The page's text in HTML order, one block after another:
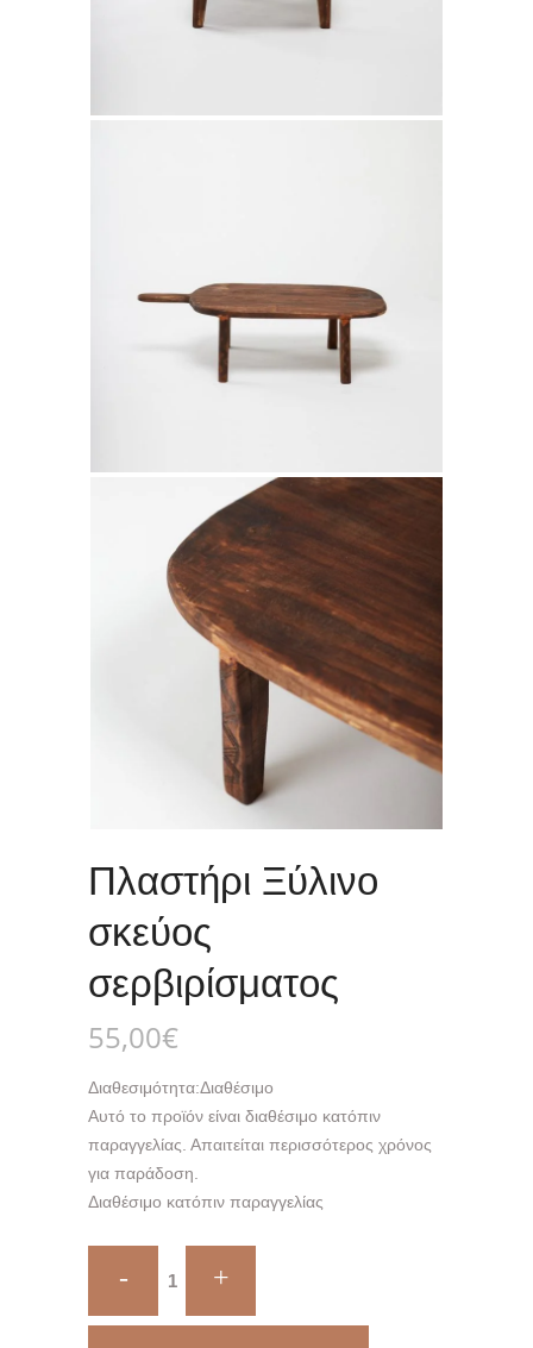
Πλαστήρι Ξύλινο
σκεύος
σερβιρίσματος
55,00€
Διαθεσιμότητα:Διαθέσιμο
Αυτό το προϊόν είναι διαθέσιμο κατόπιν
παραγγελίας. Απαιτείται περισσότερος χρόνος
για παράδοση.
Διαθέσιμο κατόπιν παραγγελίας
Ξύλινο